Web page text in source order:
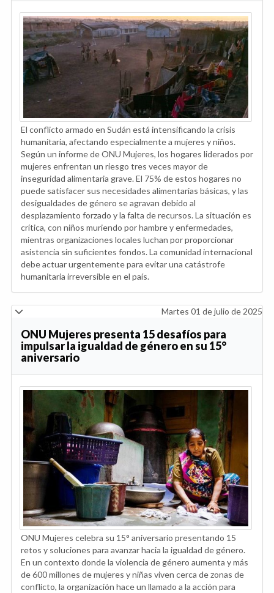
El conflicto armado en Sudán está intensificando la crisis
humanitaria, afectando especialmente a mujeres y niños.
Según un informe de ONU Mujeres, los hogares liderados por
mujeres enfrentan un riesgo tres veces mayor de
inseguridad alimentaria grave. El 75% de estos hogares no
puede satisfacer sus necesidades alimentarias básicas, y las
desigualdades de género se agravan debido al
desplazamiento forzado y la falta de recursos. La situación es
crítica, con niños muriendo por hambre y enfermedades,
mientras organizaciones locales luchan por proporcionar
asistencia sin suficientes fondos. La comunidad internacional
debe actuar urgentemente para evitar una catástrofe
humanitaria irreversible en el país.
Martes 01 de julio de 2025
ONU Mujeres presenta 15 desafíos para
impulsar la igualdad de género en su 15°
aniversario
ONU Mujeres celebra su 15° aniversario presentando 15
retos y soluciones para avanzar hacia la igualdad de género.
En un contexto donde la violencia de género aumenta y más
de 600 millones de mujeres y niñas viven cerca de zonas de
conflicto, la organización hace un llamado a la acción para